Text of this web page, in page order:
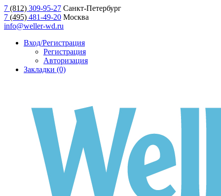
7 (812) 309-95-27 Санкт-Петербург
7 (495) 481-49-20 Москва
info@weller-wd.ru
Вход/Регистрация
Регистрация
Авторизация
Закладки (0)